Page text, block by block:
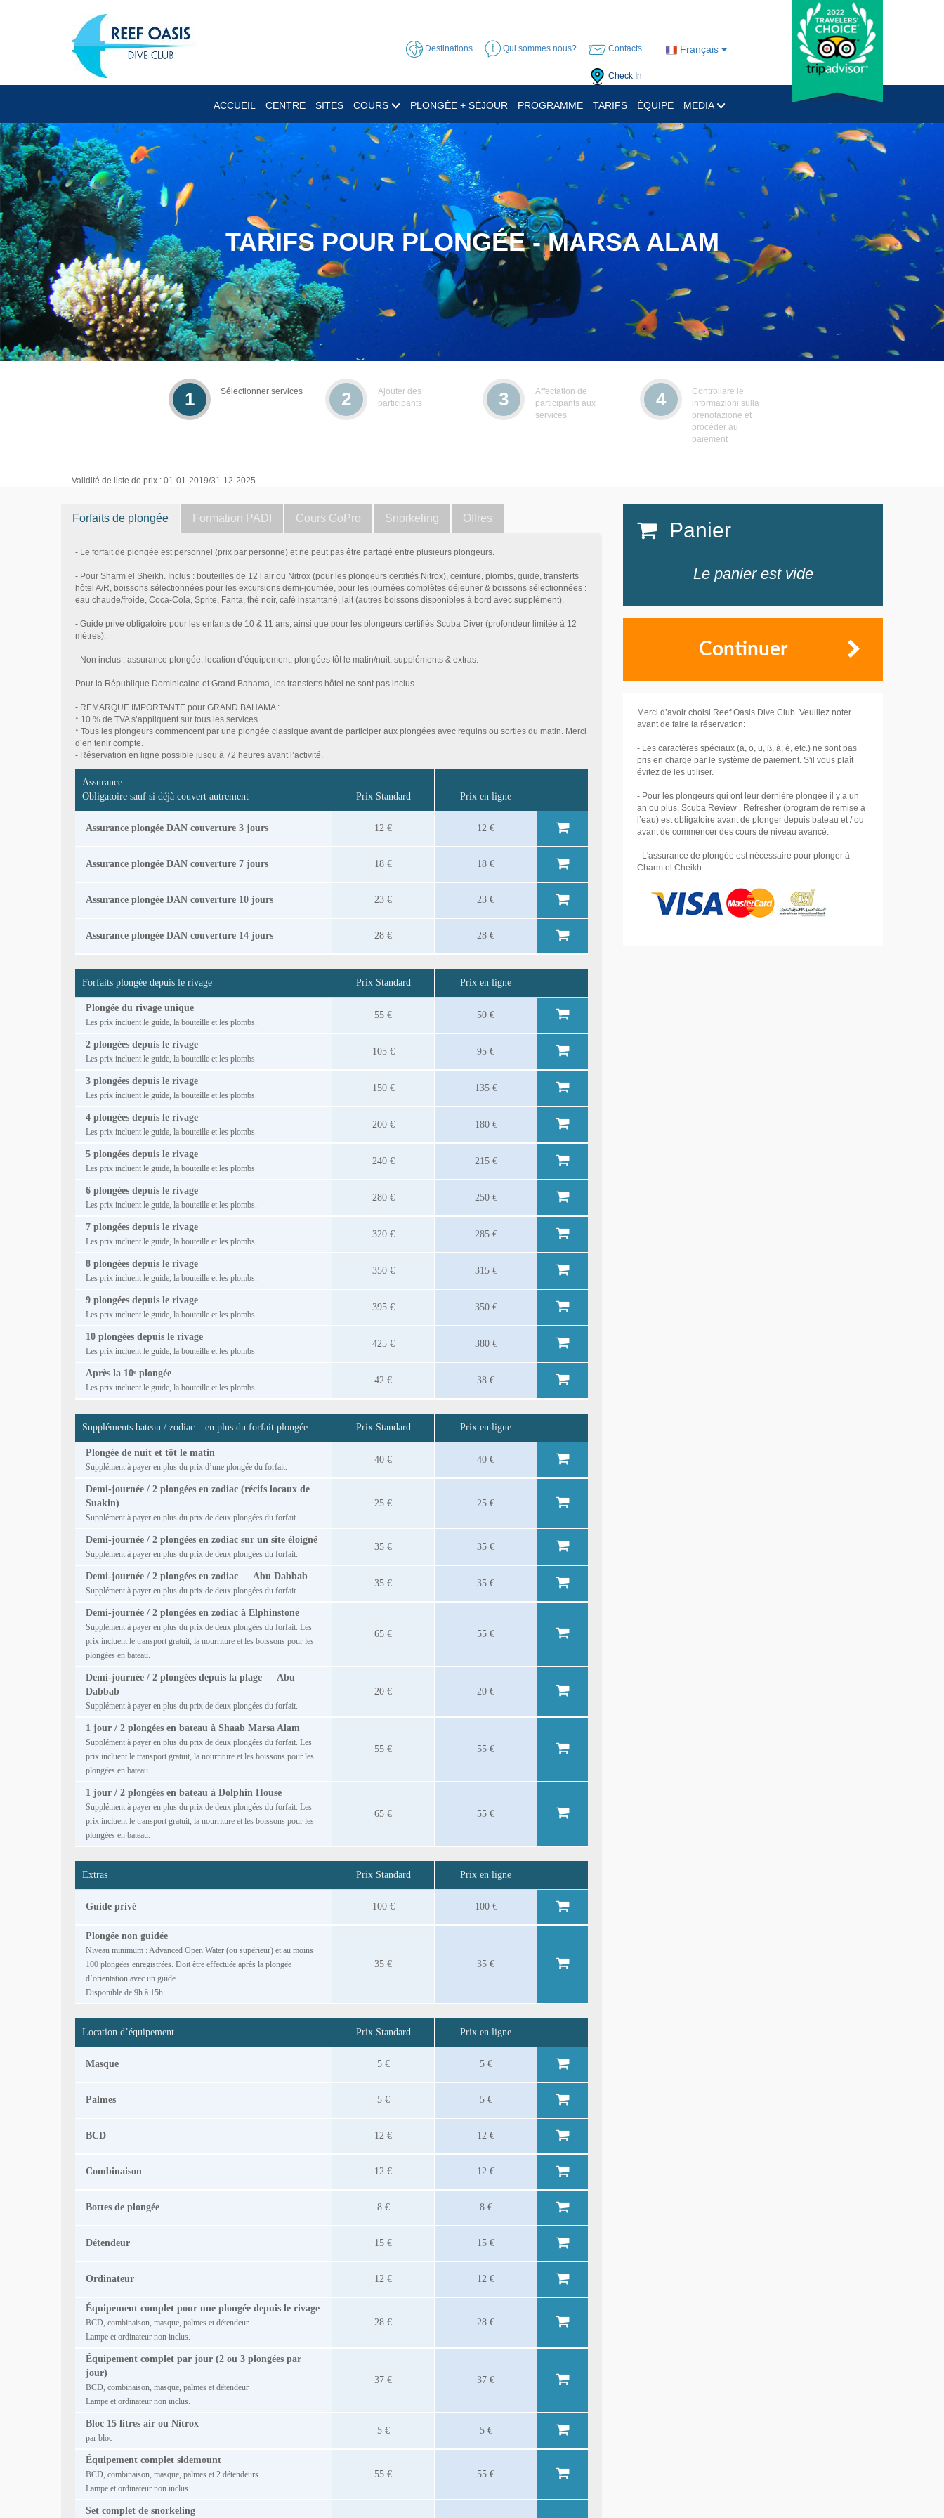
Français
Destinations Qui sommes nous? Contacts
Check In
ACCUEIL CENTRE SITES COURS PLONGÉE + SÉJOUR PROGRAMME TARIFS ÉQUIPE MEDIA
TARIFS POUR PLONGÉE - MARSA ALAM
1 Sélectionner services 2
Ajouter des
participants
3
Affectation de
participants aux
services
4
Controllare le
informazioni sulla
prenotazione et
procéder au
paiement
Validité de liste de prix : 01-01-2019/31-12-2025
Forfaits de plongée Formation PADI Cours GoPro Snorkeling Offres
- Le forfait de plongée est personnel (prix par personne) et ne peut pas être partagé entre plusieurs plongeurs.
- Pour Sharm el Sheikh. Inclus : bouteilles de 12 l air ou Nitrox (pour les plongeurs certifiés Nitrox), ceinture, plombs, guide, transferts
hôtel A/R, boissons sélectionnées pour les excursions demi-journée, pour les journées complètes déjeuner & boissons sélectionnées :
eau chaude/froide, Coca-Cola, Sprite, Fanta, thé noir, café instantané, lait (autres boissons disponibles à bord avec supplément).
- Guide privé obligatoire pour les enfants de 10 & 11 ans, ainsi que pour les plongeurs certifiés Scuba Diver (profondeur limitée à 12
mètres).
- Non inclus : assurance plongée, location d’équipement, plongées tôt le matin/nuit, suppléments & extras.
Pour la République Dominicaine et Grand Bahama, les transferts hôtel ne sont pas inclus.
- REMARQUE IMPORTANTE pour GRAND BAHAMA :
* 10 % de TVA s’appliquent sur tous les services.
* Tous les plongeurs commencent par une plongée classique avant de participer aux plongées avec requins ou sorties du matin. Merci
d’en tenir compte.
- Réservation en ligne possible jusqu’à 72 heures avant l’activité.
Assurance
Obligatoire sauf si déjà couvert autrement
Prix Standard Prix en ligne
Assurance plongée DAN couverture 3 jours 12 € 12 €
Assurance plongée DAN couverture 7 jours 18 € 18 €
Assurance plongée DAN couverture 10 jours 23 € 23 €
Assurance plongée DAN couverture 14 jours 28 € 28 €
Forfaits plongée depuis le rivage Prix Standard Prix en ligne
Plongée du rivage unique
Les prix incluent le guide, la bouteille et les plombs.
55 € 50 €
2 plongées depuis le rivage
Les prix incluent le guide, la bouteille et les plombs.
105 € 95 €
3 plongées depuis le rivage
Les prix incluent le guide, la bouteille et les plombs.
150 € 135 €
4 plongées depuis le rivage
Les prix incluent le guide, la bouteille et les plombs.
200 € 180 €
5 plongées depuis le rivage
Les prix incluent le guide, la bouteille et les plombs.
240 € 215 €
6 plongées depuis le rivage
Les prix incluent le guide, la bouteille et les plombs.
280 € 250 €
7 plongées depuis le rivage
Les prix incluent le guide, la bouteille et les plombs.
320 € 285 €
8 plongées depuis le rivage
Les prix incluent le guide, la bouteille et les plombs.
350 € 315 €
9 plongées depuis le rivage
Les prix incluent le guide, la bouteille et les plombs.
395 € 350 €
10 plongées depuis le rivage
Les prix incluent le guide, la bouteille et les plombs.
425 € 380 €
Après la 10ᵉ plongée
Les prix incluent le guide, la bouteille et les plombs.
42 € 38 €
Suppléments bateau / zodiac – en plus du forfait plongée Prix Standard Prix en ligne
Plongée de nuit et tôt le matin
Supplément à payer en plus du prix d’une plongée du forfait.
40 € 40 €
Demi-journée / 2 plongées en zodiac (récifs locaux de
Suakin)
Supplément à payer en plus du prix de deux plongées du forfait.
25 € 25 €
Demi-journée / 2 plongées en zodiac sur un site éloigné
Supplément à payer en plus du prix de deux plongées du forfait.
35 € 35 €
Demi-journée / 2 plongées en zodiac — Abu Dabbab
Supplément à payer en plus du prix de deux plongées du forfait.
35 € 35 €
Demi-journée / 2 plongées en zodiac à Elphinstone
Supplément à payer en plus du prix de deux plongées du forfait. Les
prix incluent le transport gratuit, la nourriture et les boissons pour les
plongées en bateau.
65 € 55 €
Demi-journée / 2 plongées depuis la plage — Abu
Dabbab
Supplément à payer en plus du prix de deux plongées du forfait.
20 € 20 €
1 jour / 2 plongées en bateau à Shaab Marsa Alam
Supplément à payer en plus du prix de deux plongées du forfait. Les
prix incluent le transport gratuit, la nourriture et les boissons pour les
plongées en bateau.
55 € 55 €
1 jour / 2 plongées en bateau à Dolphin House
Supplément à payer en plus du prix de deux plongées du forfait. Les
prix incluent le transport gratuit, la nourriture et les boissons pour les
plongées en bateau.
65 € 55 €
Extras Prix Standard Prix en ligne
Guide privé 100 € 100 €
Plongée non guidée
Niveau minimum : Advanced Open Water (ou supérieur) et au moins
100 plongées enregistrées. Doit être effectuée après la plongée
d’orientation avec un guide.
Disponible de 9h à 15h.
35 € 35 €
Location d’équipement Prix Standard Prix en ligne
Masque 5 € 5 €
Palmes 5 € 5 €
BCD 12 € 12 €
Combinaison 12 € 12 €
Bottes de plongée 8 € 8 €
Détendeur 15 € 15 €
Ordinateur 12 € 12 €
Équipement complet pour une plongée depuis le rivage
BCD, combinaison, masque, palmes et détendeur
Lampe et ordinateur non inclus.
28 € 28 €
Équipement complet par jour (2 ou 3 plongées par
jour)
BCD, combinaison, masque, palmes et détendeur
Lampe et ordinateur non inclus.
37 € 37 €
Bloc 15 litres air ou Nitrox
par bloc
5 € 5 €
Équipement complet sidemount
BCD, combinaison, masque, palmes et 2 détendeurs
Lampe et ordinateur non inclus.
55 € 55 €
Set complet de snorkeling
Panier
Le panier est vide
Continuer
Merci d’avoir choisi Reef Oasis Dive Club. Veuillez noter
avant de faire la réservation:
- Les caractères spéciaux (ä, ö, ü, ß, à, è, etc.) ne sont pas
pris en charge par le système de paiement. S'il vous plaît
évitez de les utiliser.
- Pour les plongeurs qui ont leur dernière plongée il y a un
an ou plus, Scuba Review , Refresher (program de remise à
l’eau) est obligatoire avant de plonger depuis bateau et / ou
avant de commencer des cours de niveau avancé.
- L'assurance de plongée est nécessaire pour plonger à
Charm el Cheikh.